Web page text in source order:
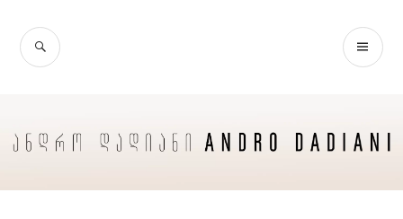
content
SEARCH